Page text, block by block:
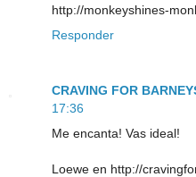
http://monkeyshines-
Responder
CRAVING FOR
17:36
Me encanta! Vas ideal!
Loewe en http://